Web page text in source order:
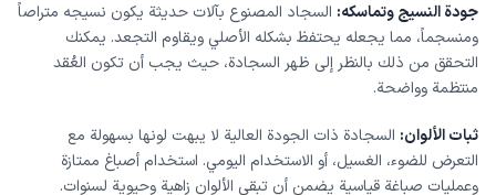
جودة النسيج وتماسكه: السجاد المصنوع بآلات حديثة يكون نسيجه متراصاً
ومنسجماً، مما يجعله يحتفظ بشكله الأصلي ويقاوم التجعد. يمكنك
التحقق من ذلك بالنظر إلى ظهر السجادة، حيث يجب أن تكون العُقد
منتظمة وواضحة.
ثبات الألوان: السجادة ذات الجودة العالية لا يبهت لونها بسهولة مع
التعرض للضوء، الغسيل، أو الاستخدام اليومي. استخدام أصباغ ممتازة
وعمليات صباغة قياسية يضمن أن تبقى الألوان زاهية وحيوية لسنوات.